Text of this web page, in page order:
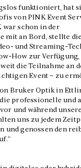
funktioniert, hat
von PINK Event
war schon in der
mit an Bord, stellte die
und Streaming-
How zur Verfügung,
die Teilnahme an
Event – zu
Bruker Optik in
professionelle und
und während
uns zu jedem
und genossen den